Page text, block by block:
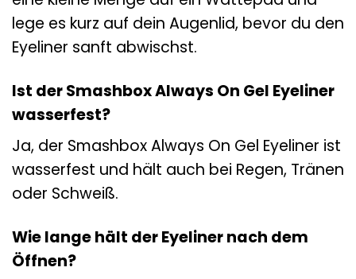
lege es kurz auf dein Augenlid, bevor du den
Eyeliner sanft abwischst.
Ist der Smashbox Always On Gel Eyeliner
wasserfest?
Ja, der Smashbox Always On Gel Eyeliner ist
wasserfest und hält auch bei Regen, Tränen
oder Schweiß.
Wie lange hält der Eyeliner nach dem
Öffnen?